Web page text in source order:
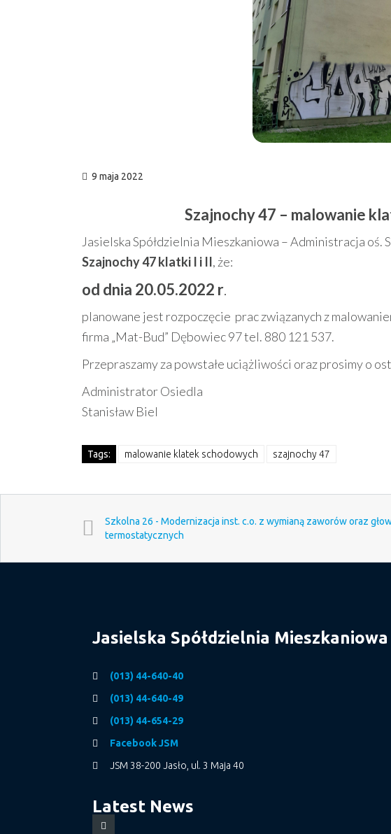
9 maja 2022
Szajnochy 47 – malowanie
Jasielska Spółdzielnia Mieszkaniowa – Administracja
Szajnochy 47 klatki I i II, że:
od dnia 20.05.2022 r.
planowane jest rozpoczęcie prac związanych z
firma „Mat-Bud” Dębowiec 97 tel. 880 121 537.
Przepraszamy za powstałe uciążliwości oraz prosimy o
Administrator Osiedla
Stanisław Biel
Tags: malowanie klatek schodowych szajnochy 47
Szkolna 26 - Modernizacja inst. c.o. z wymianą zaworów oraz
termostatycznych
Jasielska Spółdzielnia Mieszkaniowa
(013) 44-640-40
(013) 44-640-49
(013) 44-654-29
Facebook JSM
JSM 38-200 Jasło, ul. 3 Maja 40
Latest News